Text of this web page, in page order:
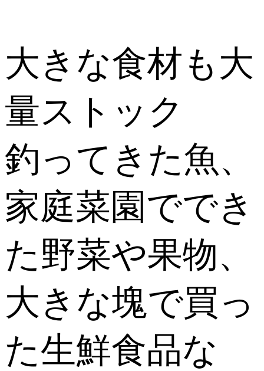
大きな食材も大
量ストック
釣ってきた魚、
家庭菜園ででき
た野菜や果物、
大きな塊で買っ
た生鮮食品な